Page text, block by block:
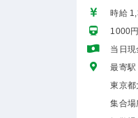
時給
1000
当日
最寄駅
東京
集合場